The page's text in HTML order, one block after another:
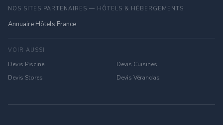
NOS SITES PARTENAIRES — HÔTELS & HÉBERGEMENTS
Annuaire Hôtels France
VOIR AUSSI
Devis Piscine
Devis Cuisines
Devis Stores
Devis Vérandas